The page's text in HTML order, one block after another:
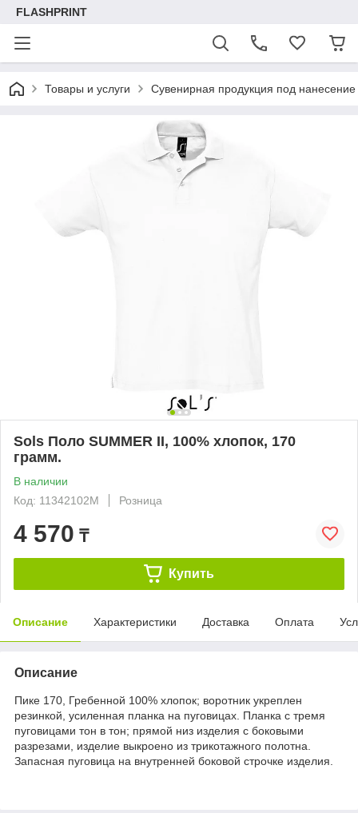
FLASHPRINT
Товары и услуги Сувенирная продукция под нанесение
Sols Поло SUMMER II, 100% хлопок, 170
грамм.
В наличии
Код: 11342102M
Розница
4 570 ₸
Купить
Описание Характеристики Доставка Оплата
Описание
Пике 170, Гребенной 100% хлопок; воротник укреплен
резинкой, усиленная планка на пуговицах. Планка с тремя
пуговицами тон в тон; прямой низ изделия с боковыми
разрезами, изделие выкроено из трикотажного полотна.
Запасная пуговица на внутренней боковой строчке изделия.